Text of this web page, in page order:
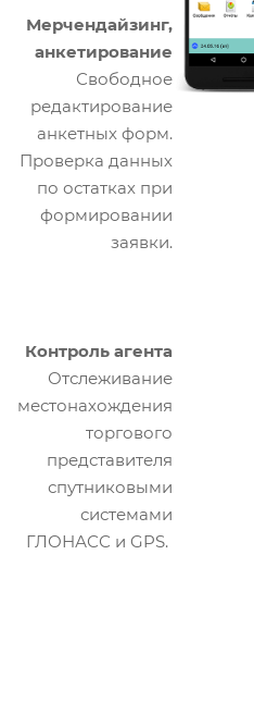
Мерчендайзинг,
анкетирование
Свободное
редактирование
анкетных форм.
Проверка данных
по остатках при
формировании
заявки.
Контроль агента
Отслеживание
местонахождения
торгового
представителя
спутниковыми
системами
ГЛОНАСС и GPS.